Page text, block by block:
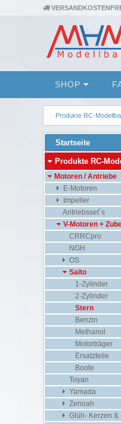
SHOP
Produkte RC-
Startseite
Produkte RC-
Motoren / Antriebe
E-Motoren
Impeller
Antriebsset´s
V-Motoren +
CRRCpro
NGH
OS
Saito
1-Zylinder
2-Zylinder
Stern
Benzin
Methanol
Motorträger
Ersatzteile
Boote
Toyan
Yamada
Zenoah
Glüh- Kerzen &